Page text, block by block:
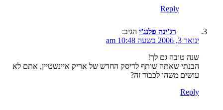
Reply
רג’ינה פלנג’י הגיב:
ינואר 3, 2006 בשעה 10:48 am
שנה טובה גם לך!
הבנתי שאתה שותף לדיסק החדש של אריק איינשטיין, אתם לא
עושים משהו לכבוד זה?
Reply